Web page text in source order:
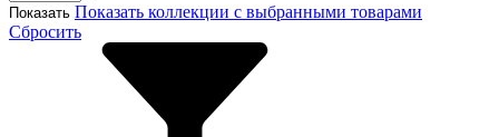
Показать Показать коллекции с выбранными товарами
Сбросить